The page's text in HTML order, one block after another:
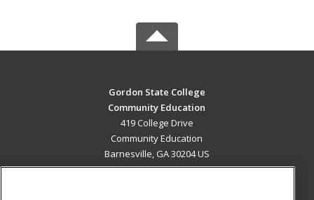
Gordon State College
Community Education
419 College Drive
Community Education
Barnesville, GA 30204 US